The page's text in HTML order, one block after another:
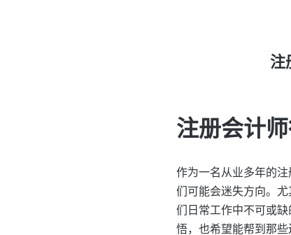
注
注册会计
作为一名从业多年的
们可能会迷失方向。
们日常工作中不可或缺
悟，也希望能帮到那些